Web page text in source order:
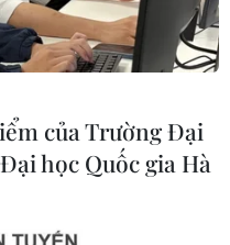
của Trường Đại
học Quốc gia Hà